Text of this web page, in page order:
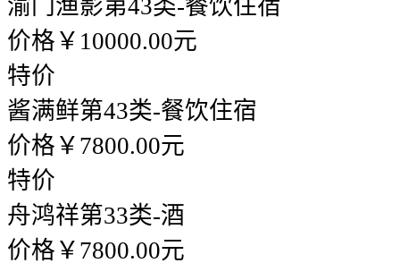
渝门渔影第43类-餐饮住宿
价格￥10000.00元
特价
酱满鲜第43类-餐饮住宿
价格￥7800.00元
特价
舟鸿祥第33类-酒
价格￥7800.00元